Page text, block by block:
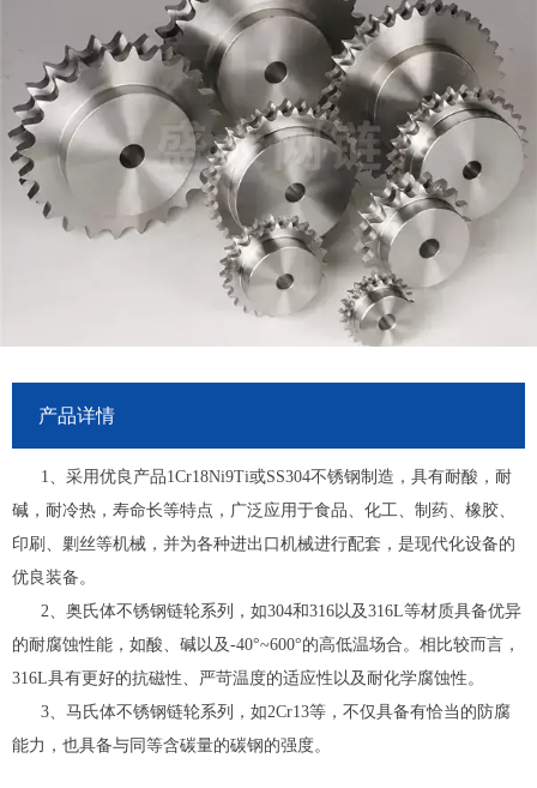
产品详情
1、采用优良产品1Cr18Ni9Ti或SS304不锈钢制造，具有耐酸，耐
碱，耐冷热，寿命长等特点，广泛应用于食品、化工、制药、橡胶、
印刷、剿丝等机械，并为各种进出口机械进行配套，是现代化设备的
优良装备。
2、奥氏体不锈钢链轮系列，如304和316以及316L等材质具备优异
的耐腐蚀性能，如酸、碱以及-40°~600°的高低温场合。相比较而言，
316L具有更好的抗磁性、严苛温度的适应性以及耐化学腐蚀性。
3、马氏体不锈钢链轮系列，如2Cr13等，不仅具备有恰当的防腐
能力，也具备与同等含碳量的碳钢的强度。